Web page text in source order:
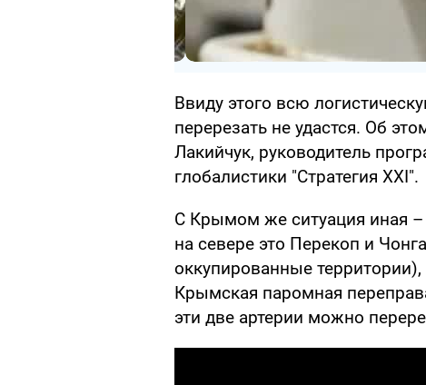
Ввиду этого всю
перерезать не удастся. Об
Лакийчук, руководитель
глобалистики "Стратегия ХХІ".
С Крымом же ситуация иная –
на севере это Перекоп и
оккупированные
Крымская паромная
эти две артерии можно